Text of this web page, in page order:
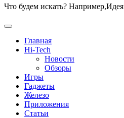
Что будем искать? Например,Идея
Главная
Hi-Tech
Новости
Обзоры
Игры
Гаджеты
Железо
Приложения
Статьи